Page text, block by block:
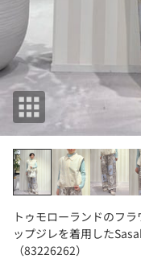
トゥモローランドのフ
ップジレを着用した
（83226262）